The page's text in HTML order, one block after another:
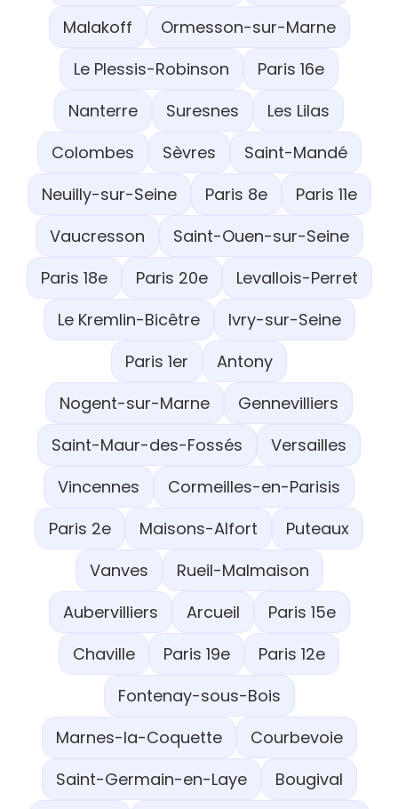
Malakoff
Ormesson-sur-Marne
Le Plessis-Robinson
Paris 16e
Nanterre
Suresnes
Les Lilas
Colombes
Sèvres
Saint-Mandé
Neuilly-sur-Seine
Paris 8e
Paris 11e
Vaucresson
Saint-Ouen-sur-Seine
Paris 18e
Paris 20e
Levallois-Perret
Le Kremlin-Bicêtre
Ivry-sur-Seine
Paris 1er
Antony
Nogent-sur-Marne
Gennevilliers
Saint-Maur-des-Fossés
Versailles
Vincennes
Cormeilles-en-Parisis
Paris 2e
Maisons-Alfort
Puteaux
Vanves
Rueil-Malmaison
Aubervilliers
Arcueil
Paris 15e
Chaville
Paris 19e
Paris 12e
Fontenay-sous-Bois
Marnes-la-Coquette
Courbevoie
Saint-Germain-en-Laye
Bougival